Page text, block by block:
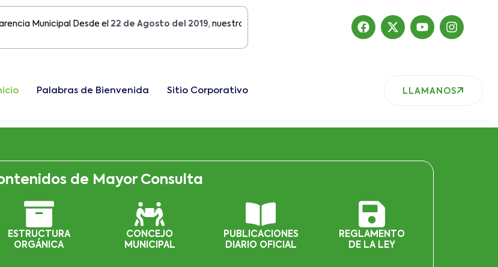
Municipal Desde el22 de Agosto del 2019, nuestro sitio ha migrado
Palabras de Bienvenida Sitio Corporativo LLAMANOS
de Mayor Consulta
ESTRUCTURA
ORGÁNICA
CONCEJO
MUNICIPAL
PUBLICACIONES
DIARIO OFICIAL
REGLAMENTO
DE LA LEY